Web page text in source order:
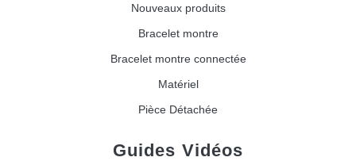
Nouveaux produits
Bracelet montre
Bracelet montre connectée
Matériel
Pièce Détachée
Guides Vidéos